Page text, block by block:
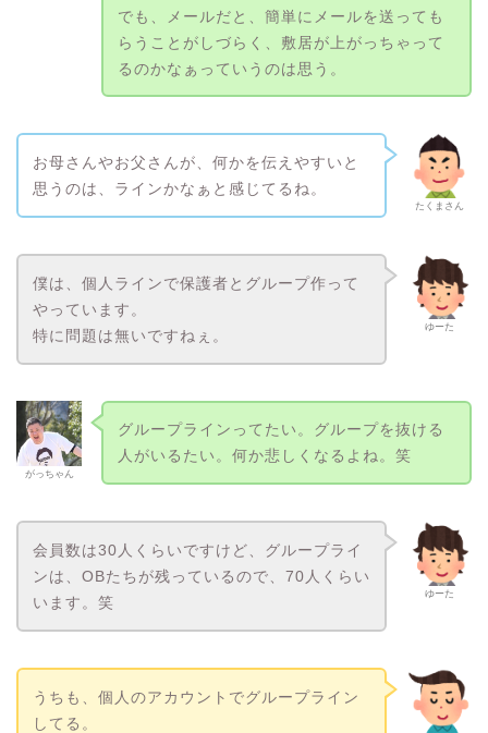
でも、メールだと、簡単にメールを送っても
らうことがしづらく、敷居が上がっちゃって
るのかなぁっていうのは思う。
たくまさん
お母さんやお父さんが、何かを伝えやすいと
思うのは、ラインかなぁと感じてるね。
ゆーた
僕は、個人ラインで保護者とグループ作って
やっています。
特に問題は無いですねぇ。
がっちゃん
グループラインってたい。グループを抜ける
人がいるたい。何か悲しくなるよね。笑
ゆーた
会員数は30人くらいですけど、グループライ
ンは、OBたちが残っているので、70人くらい
います。笑
うちも、個人のアカウントでグループライン
してる。